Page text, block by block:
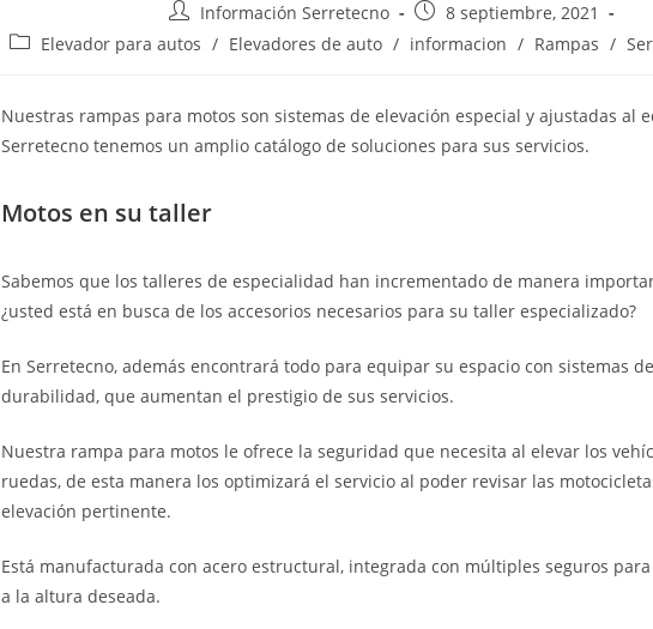
Información Serretecno
8 septiembre, 2021
Elevador para autos / Elevadores de auto / informacion / Rampas /
Nuestras rampas para motos son sistemas de elevación especial y ajustadas al
Serretecno tenemos un amplio catálogo de soluciones para sus servicios.
Motos en su taller
Sabemos que los talleres de especialidad han incrementado de manera
¿usted está en busca de los accesorios necesarios para su taller especializado?
En Serretecno, además encontrará todo para equipar su espacio con sistemas
durabilidad, que aumentan el prestigio de sus servicios.
Nuestra rampa para motos le ofrece la seguridad que necesita al elevar los
ruedas, de esta manera los optimizará el servicio al poder revisar las
elevación pertinente.
Está manufacturada con acero estructural, integrada con múltiples seguros
a la altura deseada.